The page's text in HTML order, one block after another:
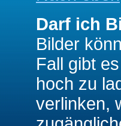
Darf ich
Bilder
Fall gibt
hoch zu
verlinken,